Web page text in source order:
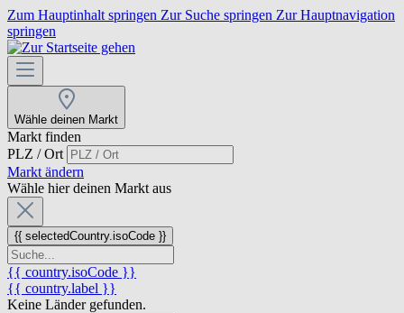
Zum Hauptinhalt springen Zur Suche springen Zur Hauptnavigation
springen
Wähle deinen Markt
Markt finden
PLZ / Ort
Markt ändern
Wähle hier deinen Markt aus
{{ selectedCountry.isoCode }}
{{ country.isoCode }}
{{ country.label }}
Keine Länder gefunden.